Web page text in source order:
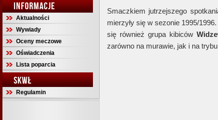
INFORMACJE
Aktualności
Wywiady
Oceny meczowe
Oświadczenia
Lista poparcia
SKWŁ
Regulamin
Smaczkiem jutrzejszego
mierzyły się w sezonie 1995/
się również grupa kibiców
zarówno na murawie, jak i na